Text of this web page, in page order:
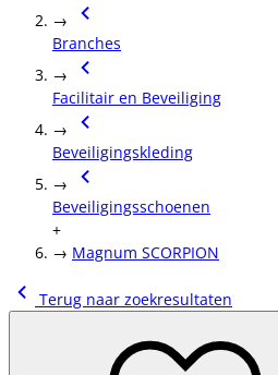
→
Branches
→
Facilitair en Beveiliging
→
Beveiligingskleding
→
Beveiligingsschoenen
+
→ Magnum SCORPION
Terug naar zoekresultaten